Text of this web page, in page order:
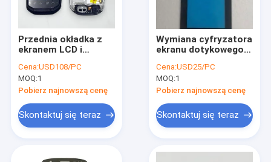
Przednia okładka z
ekranem LCD i
TC77 wersja KS2
Cena:USD108/PC
MOQ:1
Pobierz najnowszą cenę
Skontaktuj się teraz
Wymiana cyfryzatora
ekranu dotykowego
MC930P
Cena:USD25/PC
MOQ:1
Pobierz najnowszą cenę
Skontaktuj się teraz